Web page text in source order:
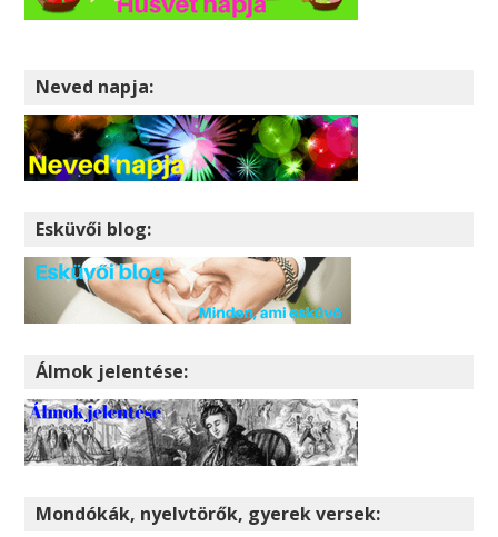
Neved napja:
Esküvői blog:
Álmok jelentése:
Mondókák, nyelvtörők, gyerek versek: